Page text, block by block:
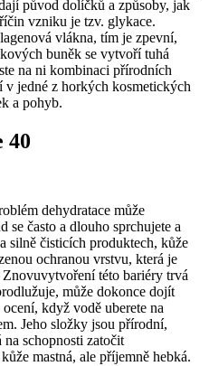
původ dolíčků a způsoby, jak
vzniku je tzv. glykace.
vlákna, tím je zpevní,
buněk se vytvoří tuhá
na ni kombinaci přírodních
jedné z horkých kosmetických
a pohyb.
40
dehydratace může
se často a dlouho sprchujete a
silně čisticích produktech, kůže
ochranou vrstvu, která je
této bariéry trvá
může dokonce dojít
když vodě uberete na
Jeho složky jsou přírodní,
schopnosti zatočit
mastná, ale příjemně hebká.